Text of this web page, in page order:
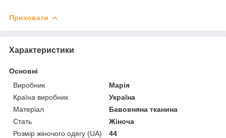
Приховати
Характеристики
Основні
Виробник
Марія
Країна виробник
Україна
Матеріал
Бавовняна тканина
Стать
Жіноча
Розмір жіночого одягу (UA)
44